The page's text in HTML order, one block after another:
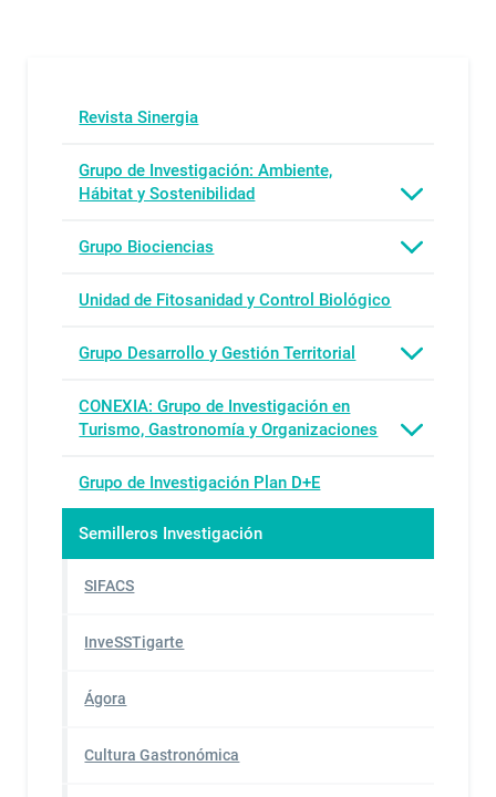
Revista Sinergia
Grupo de Investigación: Ambiente,
Hábitat y Sostenibilidad
Grupo Biociencias
Unidad de Fitosanidad y Control Biológico
Grupo Desarrollo y Gestión Territorial
CONEXIA: Grupo de Investigación en
Turismo, Gastronomía y Organizaciones
Grupo de Investigación Plan D+E
Semilleros Investigación
SIFACS
InveSSTigarte
Ágora
Cultura Gastronómica